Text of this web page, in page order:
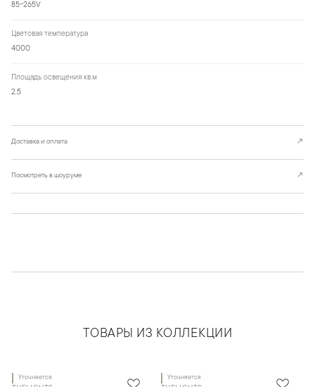
85-265V
Цветовая температура
4000
Площадь освещения кв.м
2,5
Доставка и оплата ↗
Посмотреть в шоуруме ↗
ТОВАРЫ ИЗ КОЛЛЕКЦИИ
Уточняется Уточняется